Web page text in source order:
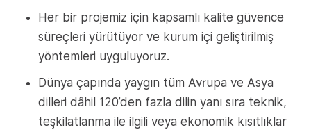
Her bir projemiz için kapsamlı kalite güvence
süreçleri yürütüyor ve kurum içi geliştirilmiş
yöntemleri uyguluyoruz.
Dünya çapında yaygın tüm Avrupa ve Asya
dilleri dâhil 120’den fazla dilin yanı sıra teknik,
teşkilatlanma ile ilgili veya ekonomik kısıtlıklar